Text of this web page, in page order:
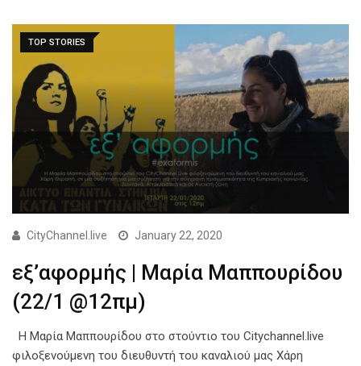
TOP STORIES
CityChannel.live January 22, 2020
εξ’αφορμής | Μαρία Μαππουρίδου
(22/1 @12πμ)
Η Μαρία Μαππουρίδου στο στούντιο του Citychannel.live
φιλοξενούμενη του διευθυντή του καναλιού μας Χάρη